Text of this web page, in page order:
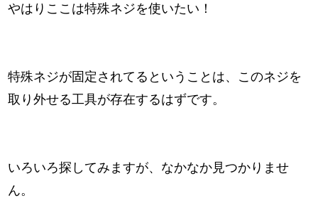
やはりここは特殊ネジを使いたい！
特殊ネジが固定されてるということは、このネジを
取り外せる工具が存在するはずです。
いろいろ探してみますが、なかなか見つかりませ
ん。